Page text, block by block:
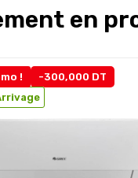
en
!
-300,000 DT